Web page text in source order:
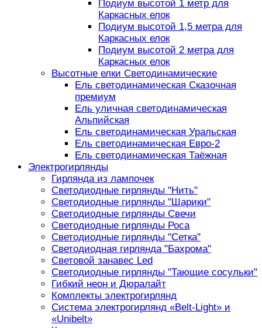
Подиум высотой 1 метр для
Каркасных елок
Подиум высотой 1,5 метра для
Каркасных елок
Подиум высотой 2 метра для
Каркасных елок
Высотные елки Светодинамические
Ель светодинамическая Сказочная
премиум
Ель уличная светодинамическая
Альпийская
Ель светодинамическая Уральская
Ель светодинамическая Евро-2
Ель светодинамическая Таёжная
Электрогирлянды
Гирлянда из лампочек
Светодиодные гирлянды "Нить"
Светодиодные гирлянды "Шарики"
Светодиодные гирлянды Свечи
Светодиодные гирлянды Роса
Светодиодные гирлянды "Сетка"
Светодиодная гирлянда "Бахрома"
Световой занавес Led
Светодиодные гирлянды "Тающие сосульки"
Гибкий неон и Дюралайт
Комплекты электрогирлянд
Система электрогирлянд «Belt-Light» и
«Unibelt»